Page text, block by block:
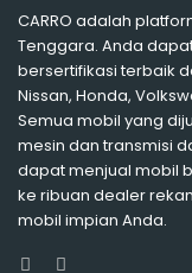
CARRO adalah
Tenggara. Anda
bersertifikasi terbaik
Nissan, Honda,
Semua mobil yang
mesin dan transmisi
dapat menjual mobil
ke ribuan dealer
mobil impian Anda.
Facebook
Instagram